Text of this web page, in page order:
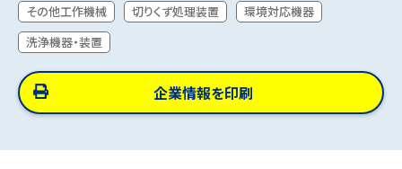
その他工作機械 切りくず処理装置
環境対応機器
洗浄機器・装置
企業情報を印刷